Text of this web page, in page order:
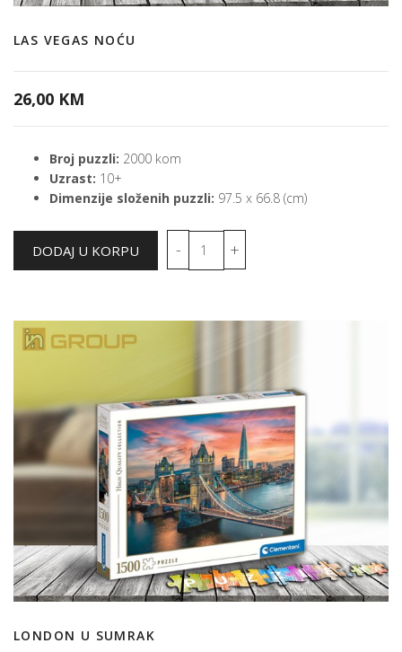
LAS VEGAS NOĆU
26,00 KM
Broj puzzli: 2000 kom
Uzrast: 10+
Dimenzije složenih puzzli: 97.5 x 66.8 (cm)
LONDON U SUMRAK